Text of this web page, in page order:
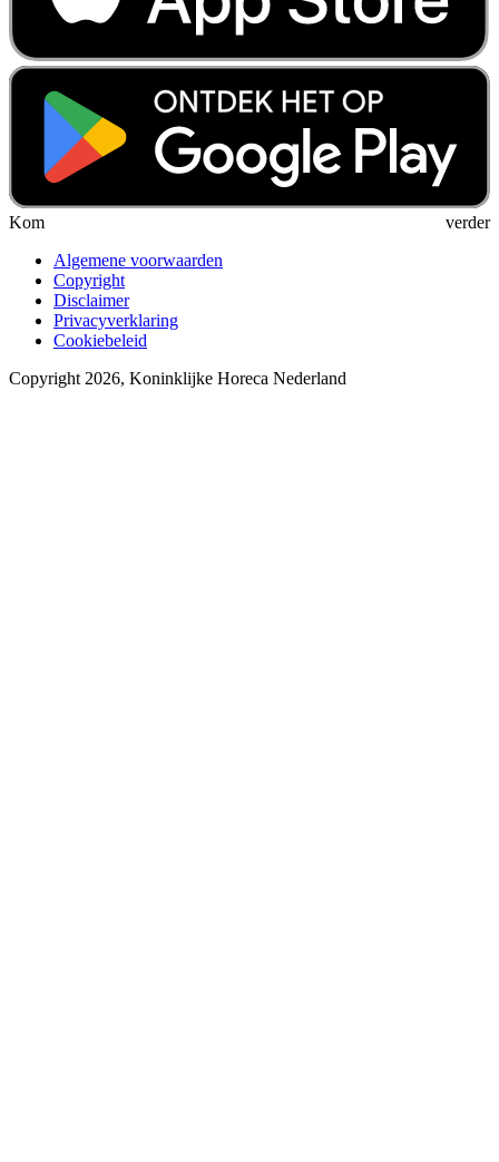
Kom verder
Algemene voorwaarden
Copyright
Disclaimer
Privacyverklaring
Cookiebeleid
Copyright 2026, Koninklijke Horeca Nederland